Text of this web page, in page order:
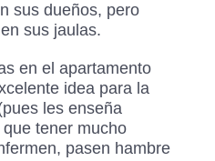
sus dueños, pero
sus jaulas.
en el apartamento
idea para la
les enseña
tener mucho
pasen hambre